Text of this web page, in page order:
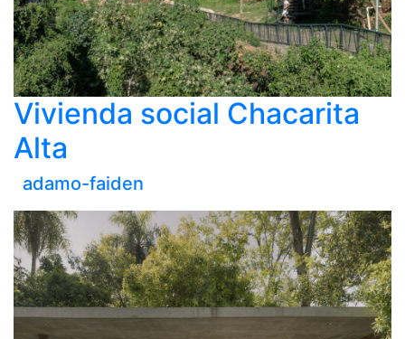
Vivienda social Chacarita
Alta
adamo-faiden